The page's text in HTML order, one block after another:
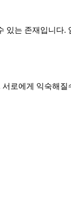
는 존재입니다.
로에게 익숙해